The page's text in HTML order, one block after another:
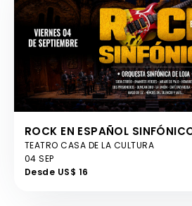
ROCK EN ESPAÑOL
TEATRO CASA DE LA CULTURA
04 SEP
Desde US$ 16